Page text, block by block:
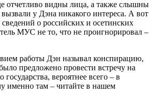
отчетливо видны лица, а также слышны
у Дэна никакого интереса. А вот
о российских и осетинских
МУС не то, что не проигнорировал –
работы Дэн называл конспирацию,
предложено провести встречу на
государства, вероятнее всего – в
именно там – читайте в нашем